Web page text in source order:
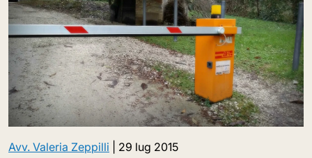
Avv. Valeria Zeppilli 29 lug 2015